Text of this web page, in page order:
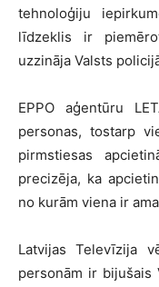
tehnoloģiju
līdzeklis ir
uzzināja Valsts
EPPO aģentūru
personas, tostarp
pirmstiesas
precizēja, ka
no kurām viena ir
Latvijas Televīzija
personām ir bijušais